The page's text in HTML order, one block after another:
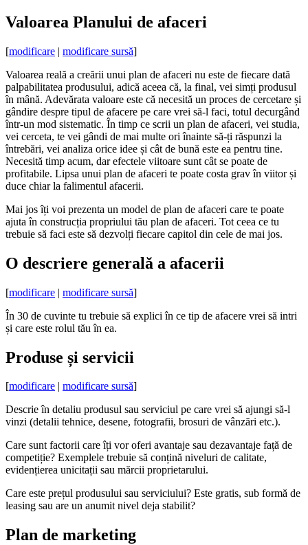
Valoarea Planului de afaceri
[modificare | modificare sursă]
Valoarea reală a creării unui plan de afaceri nu este de fiecare dată
palpabilitatea produsului, adică aceea că, la final, vei simți produsul
în mână. Adevărata valoare este că necesită un proces de cercetare și
gândire despre tipul de afacere pe care vrei să-l faci, totul decurgând
într-un mod sistematic. În timp ce scrii un plan de afaceri, vei studia,
vei cerceta, te vei gândi de mai multe ori înainte să-ți răspunzi la
întrebări, vei analiza orice idee și cât de bună este ea pentru tine.
Necesită timp acum, dar efectele viitoare sunt cât se poate de
profitabile. Lipsa unui plan de afaceri te poate costa grav în viitor și
duce chiar la falimentul afacerii.
Mai jos îți voi prezenta un model de plan de afaceri care te poate
ajuta în construcția propriului tău plan de afaceri. Tot ceea ce tu
trebuie să faci este să dezvolți fiecare capitol din cele de mai jos.
O descriere generală a afacerii
[modificare | modificare sursă]
În 30 de cuvinte tu trebuie să explici în ce tip de afacere vrei să intri
și care este rolul tău în ea.
Produse și servicii
[modificare modificare sursă]
Descrie în detaliu produsul sau serviciul pe care vrei să ajungi să-l
vinzi (detalii tehnice, desene, fotografii, brosuri de vânzări etc.).
Care sunt factorii care îți vor oferi avantaje sau dezavantaje față de
competiție? Exemplele trebuie să conțină niveluri de calitate,
evidențierea unicitații sau mărcii proprietarului.
Care este prețul produsului sau serviciului? Este gratis, sub formă de
leasing sau are un anumit nivel deja stabilit?
Plan de marketing